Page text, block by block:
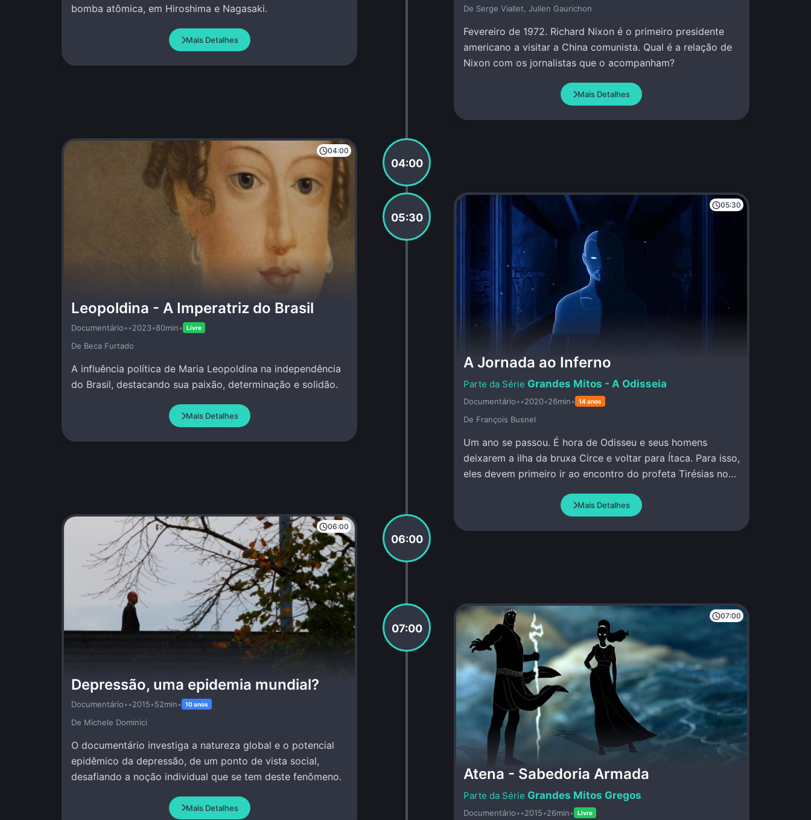
bomba atômica, em Hiroshima e Nagasaki.
Mais Detalhes
De Serge Viallet, Julien Gaurichon
Fevereiro de 1972. Richard Nixon é o primeiro presidente
americano a visitar a China comunista. Qual é a relação de
Nixon com os jornalistas que o acompanham?
Mais Detalhes
04:00
04:00
Leopoldina - A Imperatriz do Brasil
Documentário••2023•80min• Livre
De Beca Furtado
A influência política de Maria Leopoldina na independência
do Brasil, destacando sua paixão, determinação e solidão.
Mais Detalhes
05:30
05:30
A Jornada ao Inferno
Grandes Mitos - A Odisseia
Documentário••2020•26min• 14 anos
De François Busnel
Um ano se passou. É hora de Odisseu e seus homens
deixarem a ilha da bruxa Circe e voltar para Ítaca. Para isso,
eles devem primeiro ir ao encontro do profeta Tirésias no
Mais Detalhes
06:00
06:00
Depressão, uma epidemia mundial?
Documentário••2015•52min• 10 anos
De Michele Dominici
O documentário investiga a natureza global e o potencial
epidêmico da depressão, de um ponto de vista social,
desafiando a noção individual que se tem deste fenômeno.
Mais Detalhes
07:00
07:00
Atena - Sabedoria Armada
Grandes Mitos Gregos
Documentário••2015•26min• Livre